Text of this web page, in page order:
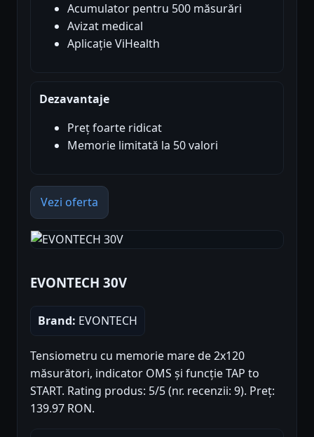
Acumulator pentru 500 măsurări
Avizat medical
Aplicație ViHealth
Dezavantaje
Preț foarte ridicat
Memorie limitată la 50 valori
Vezi oferta
EVONTECH 30V
Brand: EVONTECH
Tensiometru cu memorie mare de 2x120
măsurători, indicator OMS și funcție TAP to
START. Rating produs: 5/5 (nr. recenzii: 9). Preț:
139.97 RON.